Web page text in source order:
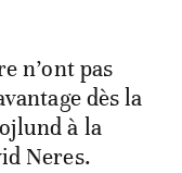
n’ont pas
dès la
à la
Neres.